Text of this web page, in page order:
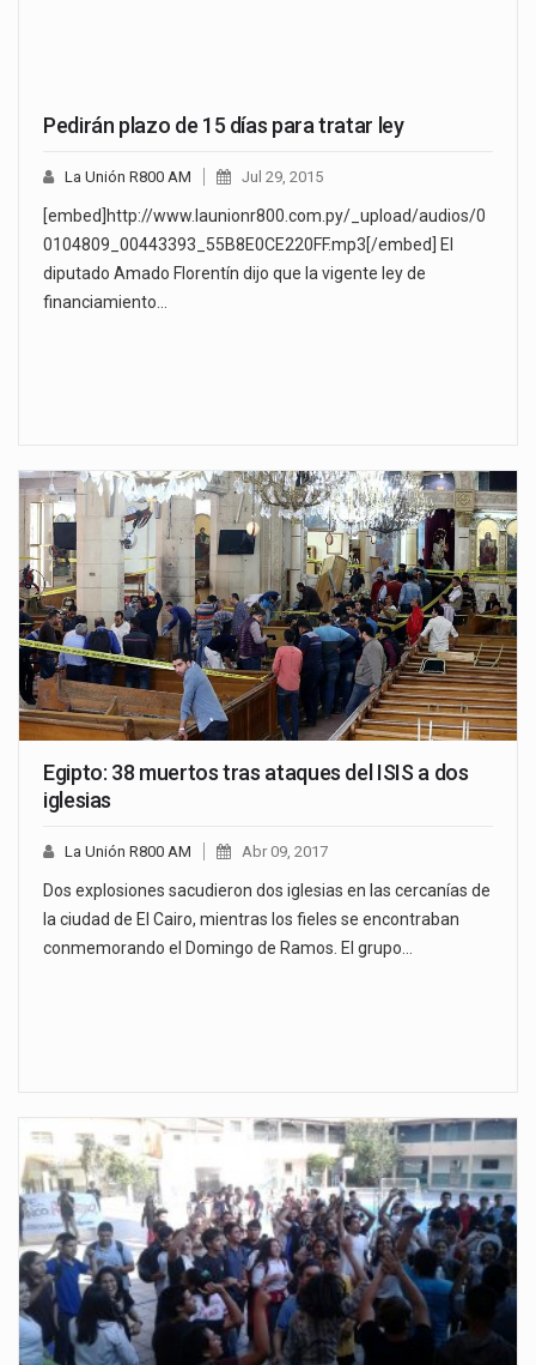
Pedirán plazo de 15 días para tratar ley
La Unión R800 AM Jul 29, 2015
[embed]http://www.launionr800.com.py/_upload/audios/0
0104809_00443393_55B8E0CE220FF.mp3[/embed] El
diputado Amado Florentín dijo que la vigente ley de
financiamiento…
Egipto: 38 muertos tras ataques del ISIS a dos
iglesias
La Unión R800 AM Abr 09, 2017
Dos explosiones sacudieron dos iglesias en las cercanías de
la ciudad de El Cairo, mientras los fieles se encontraban
conmemorando el Domingo de Ramos. El grupo…